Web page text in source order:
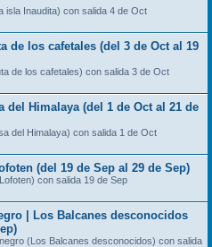
isla Inaudita) con salida 4 de Oct
de los cafetales (del 3 de Oct al 19
de los cafetales) con salida 3 de Oct
del Himalaya (del 1 de Oct al 21 de
del Himalaya) con salida 1 de Oct
(del 19 de Sep al 29 de Sep)
con salida 19 de Sep
| Los Balcanes desconocidos
(Los Balcanes desconocidos) con salida